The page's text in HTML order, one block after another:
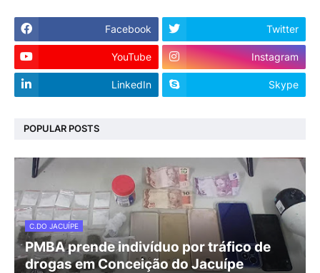
Facebook Twitter
YouTube Instagram
LinkedIn Skype
POPULAR POSTS
C.DO JACUÍPE
PMBA prende indivíduo por tráfico de
drogas em Conceição do Jacuípe